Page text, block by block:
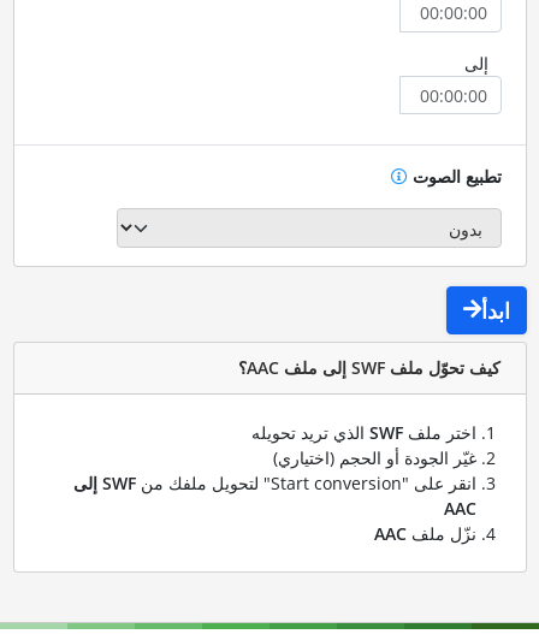
إلى
تطبيع الصوت
ابدأ
كيف تحوّل ملف SWF إلى ملف AAC؟
اختر ملف SWFالذي تريد تحويله
غيّر الجودة أو الحجم (اختياري)
انقر على "Start conversion" لتحويل ملفك من
SWF إلى
AAC
نزّل ملف AAC